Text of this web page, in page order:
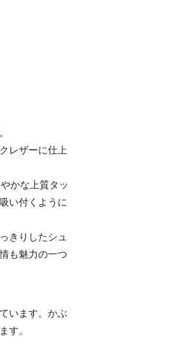
レザーに仕上
かな上質タッ
い付くように
きりしたシュ
も魅力の一つ
います。かぶ
す。